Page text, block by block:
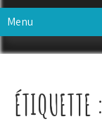
Menu
ÉTIQUETTE :